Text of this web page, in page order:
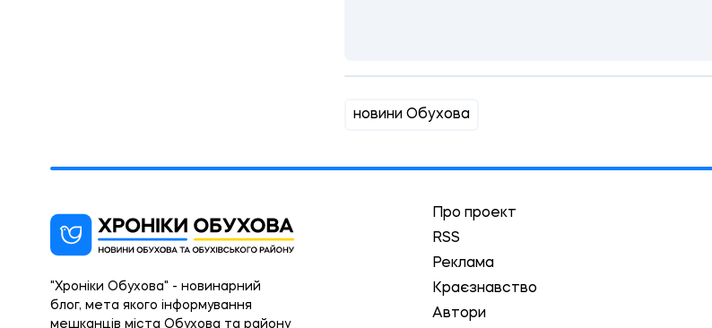
новини Обухова
Про проект
RSS
Реклама
Краєзнавство
Автори
"Хроніки Обухова" - новинарний
блог, мета якого інформування
мешканців міста Обухова та району